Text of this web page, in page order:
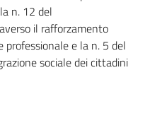
n. 12 del
il rafforzamento
professionale e la n. 5 del
sociale dei cittadini